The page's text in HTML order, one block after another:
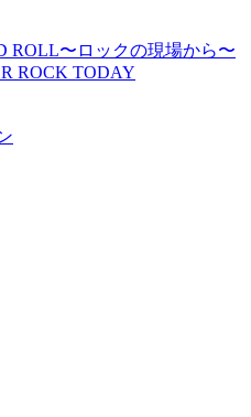
ROLL〜ロックの現場から〜
ROCK TODAY